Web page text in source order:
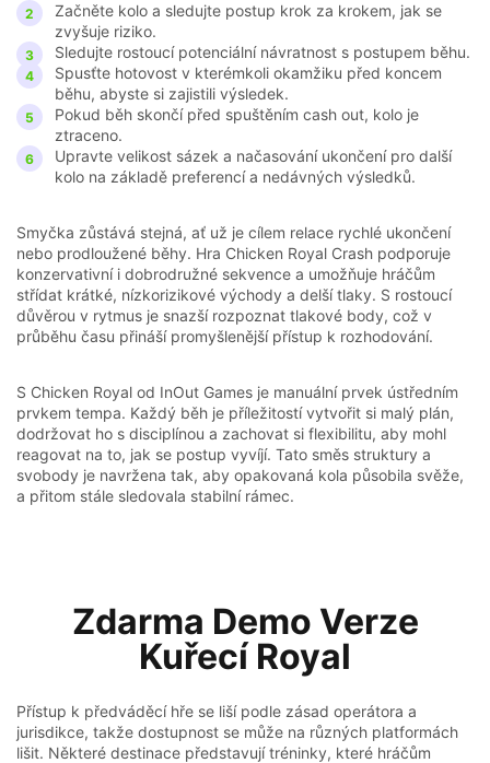
Začněte kolo a sledujte postup krok za krokem, jak se
zvyšuje riziko.
Sledujte rostoucí potenciální návratnost s postupem běhu.
Spusťte hotovost v kterémkoli okamžiku před koncem
běhu, abyste si zajistili výsledek.
Pokud běh skončí před spuštěním cash out, kolo je
ztraceno.
Upravte velikost sázek a načasování ukončení pro další
kolo na základě preferencí a nedávných výsledků.
Smyčka zůstává stejná, ať už je cílem relace rychlé ukončení
nebo prodloužené běhy. Hra Chicken Royal Crash podporuje
konzervativní i dobrodružné sekvence a umožňuje hráčům
střídat krátké, nízkorizikové východy a delší tlaky. S rostoucí
důvěrou v rytmus je snazší rozpoznat tlakové body, což v
průběhu času přináší promyšlenější přístup k rozhodování.
S Chicken Royal od InOut Games je manuální prvek ústředním
prvkem tempa. Každý běh je příležitostí vytvořit si malý plán,
dodržovat ho s disciplínou a zachovat si flexibilitu, aby mohl
reagovat na to, jak se postup vyvíjí. Tato směs struktury a
svobody je navržena tak, aby opakovaná kola působila svěže,
a přitom stále sledovala stabilní rámec.
Zdarma Demo Verze
Kuřecí Royal
Přístup k předváděcí hře se liší podle zásad operátora a
jurisdikce, takže dostupnost se může na různých platformách
lišit. Některé destinace představují tréninky, které hráčům